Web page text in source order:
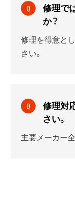
Q
修理で
か？
修理を得意と
さい。
Q
修理対
さい。
主要メーカー